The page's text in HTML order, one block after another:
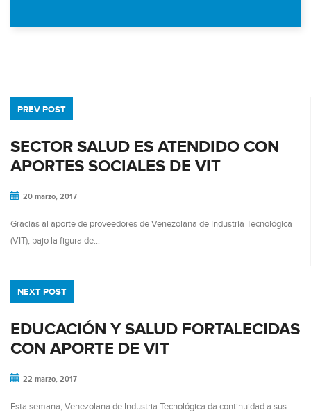
PREV POST
SECTOR SALUD ES ATENDIDO CON
APORTES SOCIALES DE VIT
20 marzo, 2017
Gracias al aporte de proveedores de Venezolana de Industria Tecnológica
(VIT), bajo la figura de…
NEXT POST
EDUCACIÓN Y SALUD FORTALECIDAS
CON APORTE DE VIT
22 marzo, 2017
Esta semana, Venezolana de Industria Tecnológica da continuidad a sus